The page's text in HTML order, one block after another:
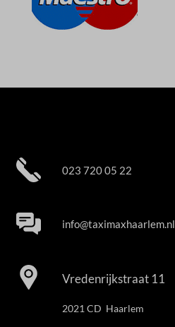
023 720 05 22
info@taximaxhaarlem.nl
Vredenrijkstraat 11
2021 CD Haarlem